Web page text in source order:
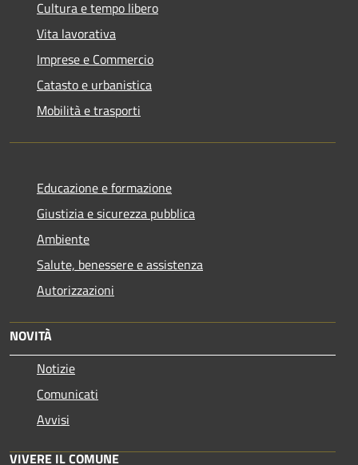
Cultura e tempo libero
Vita lavorativa
Imprese e Commercio
Catasto e urbanistica
Mobilità e trasporti
Educazione e formazione
Giustizia e sicurezza pubblica
Ambiente
Salute, benessere e assistenza
Autorizzazioni
NOVITÀ
Notizie
Comunicati
Avvisi
VIVERE IL COMUNE